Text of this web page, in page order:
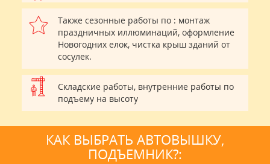
Также сезонные работы по : монтаж
праздничных иллюминаций, оформление
Новогодних елок, чистка крыш зданий от
сосулек.
Складские работы, внутренние работы по
подъему на высоту
КАК ВЫБРАТЬ АВТОВЫШКУ,
ПОДЪЕМНИК?: